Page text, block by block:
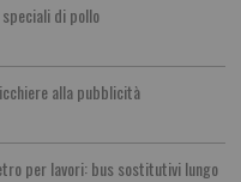
di pollo
alla pubblicità
per lavori: bus sostitutivi lungo